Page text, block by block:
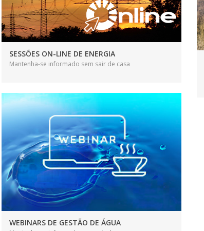
SESSÕES ON-LINE DE ENERGIA
Mantenha-se informado sem sair de casa
WEBINARS DE GESTÃO DE ÁGUA